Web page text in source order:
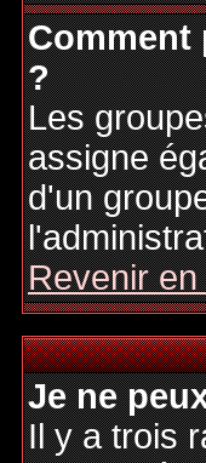
Comment
?
Les
assigne
d'un
Revenir
Je ne
Il y a trois